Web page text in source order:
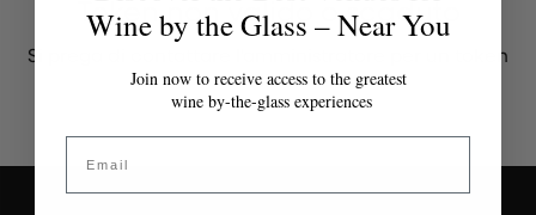
Token non valido o scaduto
Si prega di contattare l'amministratore per un token
valido.
Wine by the Glass – Near You
Join now to receive access to the greatest
wine by-the-glass experiences
Email